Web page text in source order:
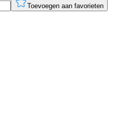
Toevoegen aan favorieten